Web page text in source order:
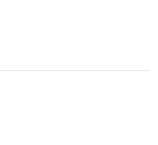
「1話からの長編大
ン。
20歳）